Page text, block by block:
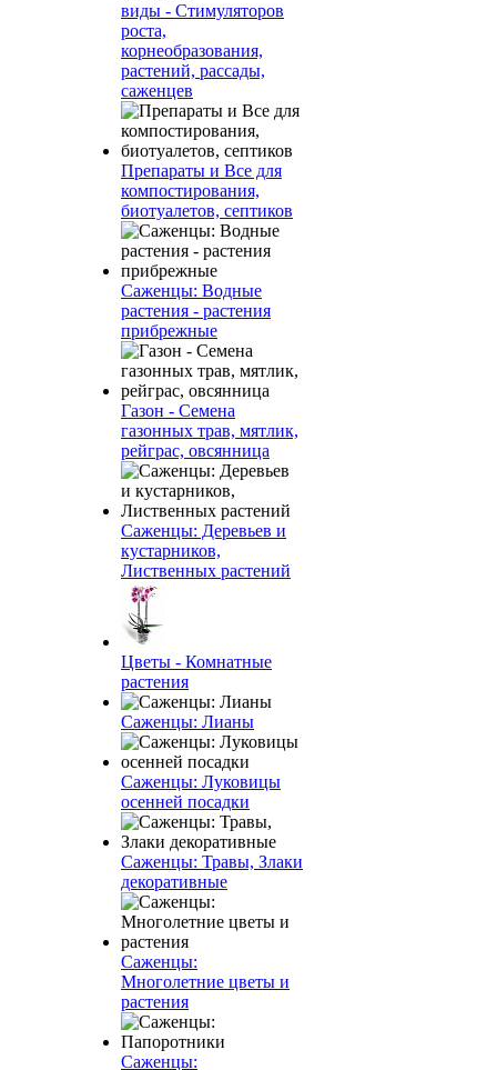
виды - Стимуляторов
роста,
корнеобразования,
растений, рассады,
саженцев
Препараты и Все для
компостирования,
биотуалетов, септиков
Саженцы: Водные
растения - растения
прибрежные
Газон - Семена
газонных трав, мятлик,
рейграс, овсянница
Саженцы: Деревьев и
кустарников,
Лиственных растений
Цветы - Комнатные
растения
Саженцы: Лианы
Саженцы: Луковицы
осенней посадки
Саженцы: Травы, Злаки
декоративные
Саженцы:
Многолетние цветы и
растения
Саженцы: